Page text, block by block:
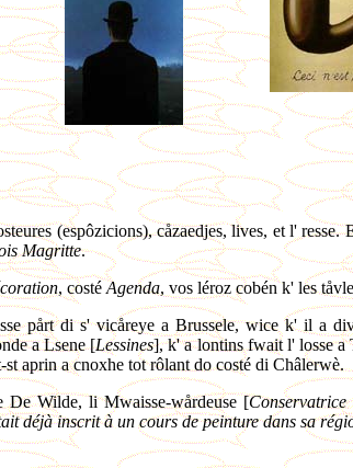
(espôzicions), cåzaedjes, lives, et l'
Magritte.
, costé Agenda, vos léroz cobén k' les
pårt di s' vicåreye a Brussele, wice k' il
a Lsene [Lessines], k' a lontins fwait l' losse a
aprin a cnoxhe tot rôlant do costé di Châlerwè.
De Wilde, li Mwaisse-wårdeuse [Conservatrice
déjà inscrit à un cours de peinture dans sa